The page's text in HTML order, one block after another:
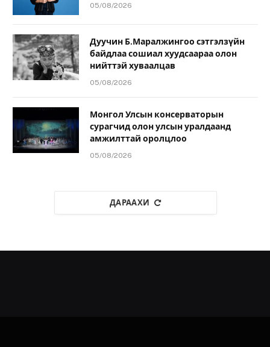
05/08/2026
Дуучин Б.Маралжингоо сэтгэлзүйн
байдлаа сошиал хуудсаараа олон
нийттэй хуваалцав
05/08/2026
Монгол Улсын консерваторын
сурагчид олон улсын уралдаанд
амжилттай оролцлоо
05/08/2026
ДАРААХИ